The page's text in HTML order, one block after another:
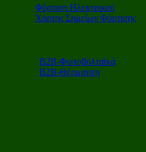
Φόρτιση Ηλεκτρικού
Χάρτης Σημείων Φόρτισης
Β2Β-Φωτοβολταϊκά
Β2Β-Θέρμανση